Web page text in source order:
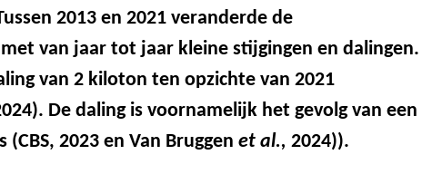
2013 en 2021 veranderde de
van jaar tot jaar kleine stijgingen en dalingen.
van 2 kiloton ten opzichte van 2021
De daling is voornamelijk het gevolg van een
2023 en Van Bruggen et al., 2024)).